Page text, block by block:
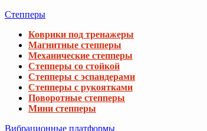
Степперы
Коврики под тренажеры
Магнитные степперы
Механические степперы
Степперы со стойкой
Степперы с эспандерами
Степперы с рукоятками
Поворотные степперы
Мини степперы
Вибрационные платформы